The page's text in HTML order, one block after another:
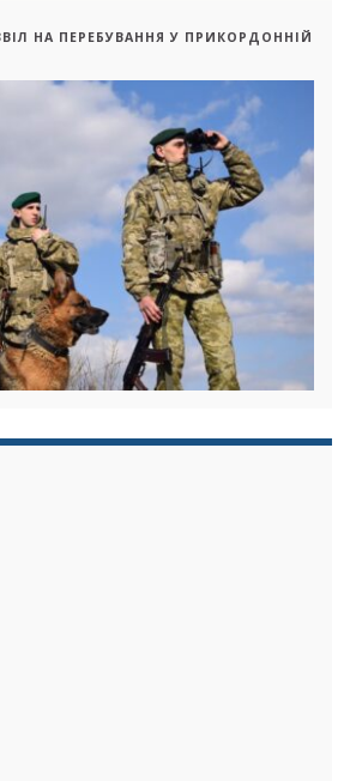
НА ПЕРЕБУВАННЯ У ПРИКОРДОННІЙ